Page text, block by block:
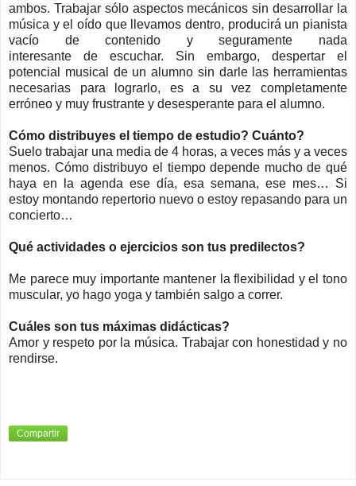
ambos. Trabajar sólo aspectos mecánicos sin desarrollar la
música y el oído que llevamos dentro, producirá un pianista
vacío de contenido y seguramente nada
interesante de escuchar. Sin embargo, despertar el
potencial musical de un alumno sin darle las herramientas
necesarias para lograrlo, esa su vez completamente
erróneo y muy frustrante y desesperante para el alumno.
Cómo distribuyes el tiempo de estudio? Cuánto?
Suelo trabajar una media de 4 horas, a veces más y a veces
menos. Cómo distribuyo el tiempo depende mucho de qué
haya en la agenda ese día, esa semana, ese mes…
Si
estoy montando repertorio nuevo o estoy repasando para un
concierto…
Qué actividades o ejercicios son tus predilectos?
Me parece muy importante mantener la flexibilidad y el tono
muscular, yo hago yoga y también salgo a correr.
Cuáles son tus máximas didácticas?
Amor y respeto porla música. Trabajar con honestidad y no
rendirse.
Compartir